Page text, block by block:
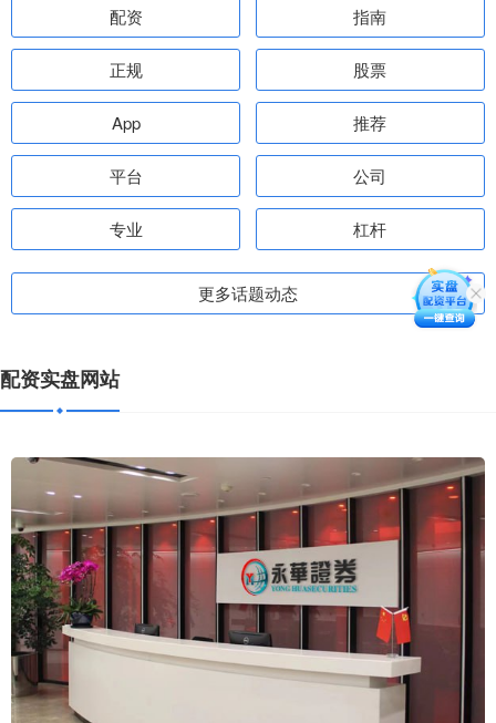
配资 指南
正规 股票
App 推荐
平台 公司
专业 杠杆
更多话题动态
配资实盘网站